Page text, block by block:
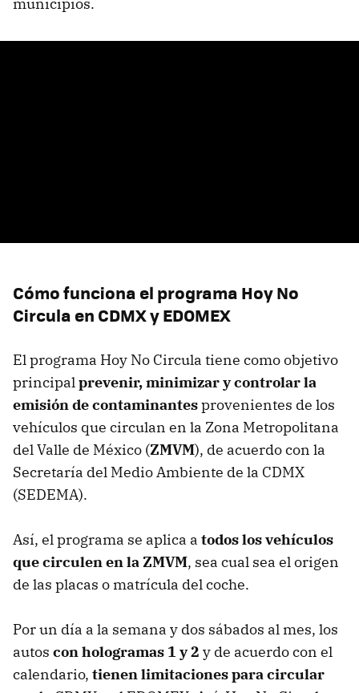
municipios.
Cómo funciona el programa Hoy No
Circula en CDMX y EDOMEX
El programa Hoy No Circula tiene como objetivo
principalprevenir, minimizar y controlar la
emisión de contaminantesprovenientes de los
vehículos que circulan en la Zona Metropolitana
del Valle de México (ZMVM), de acuerdo con la
Secretaría del Medio Ambiente de la CDMX
(SEDEMA).
Así, el programa se aplica a todos los vehículos
que circulen en la ZMVM, sea cual sea el origen
de las placas o matrícula del coche.
Por un día a la semana y dos sábados al mes, los
autos con hologramas 1 y 2 y de acuerdo con el
calendario, tienen limitaciones para circular